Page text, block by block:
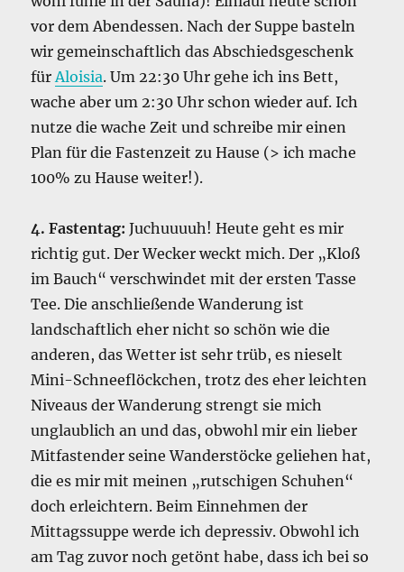
vor dem Abendessen. Nach der Suppe basteln
wir gemeinschaftlich das Abschiedsgeschenk
für Aloisia. Um 22:30 Uhr gehe ich ins Bett,
wache aber um 2:30 Uhr schon wieder auf. Ich
nutze die wache Zeit und schreibe mir einen
Plan für die Fastenzeit zu Hause (> ich mache
100% zu Hause weiter!).
4. Fastentag: Juchuuuuh! Heute geht es mir
richtig gut. Der Wecker weckt mich. Der „Kloß
im Bauch“ verschwindet mit der ersten Tasse
Tee. Die anschließende Wanderung ist
landschaftlich eher nicht so schön wie die
anderen, das Wetter ist sehr trüb, es nieselt
Mini-Schneeflöckchen, trotz des eher leichten
Niveaus der Wanderung strengt sie mich
unglaublich an und das, obwohl mir ein lieber
Mitfastender seine Wanderstöcke geliehen hat,
die es mir mit meinen „rutschigen Schuhen“
doch erleichtern. Beim Einnehmen der
Mittagssuppe werde ich depressiv. Obwohl ich
am Tag zuvor noch getönt habe, dass ich bei so